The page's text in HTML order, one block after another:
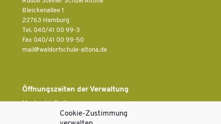
Cookie-Zustimmung
Bleickenallee 1
22763 Hamburg
Tel. 040/41 00 99-3
Fax 040/41 00 99-50
ed.anotla-eluhcsfrodlaw@liam
Öffnungszeiten der Verwaltung
Montag bis Freitag
7.30 Uhr bis 13.30 Uhr